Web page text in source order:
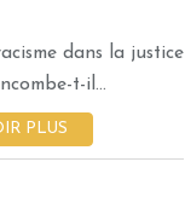
dans la justice
t-il...
PLUS